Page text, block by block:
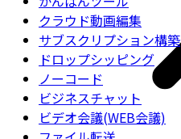
クラウド動画編集
サブスクリプション構築
ドロップシッピング
ノーコード
ビジネスチャット
ビデオ会議(WEB会議)